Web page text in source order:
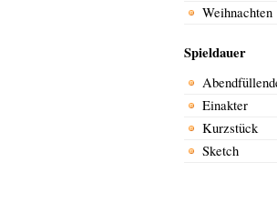
Weihnachten
Spieldauer
Einakter
Kurzstück
Sketch